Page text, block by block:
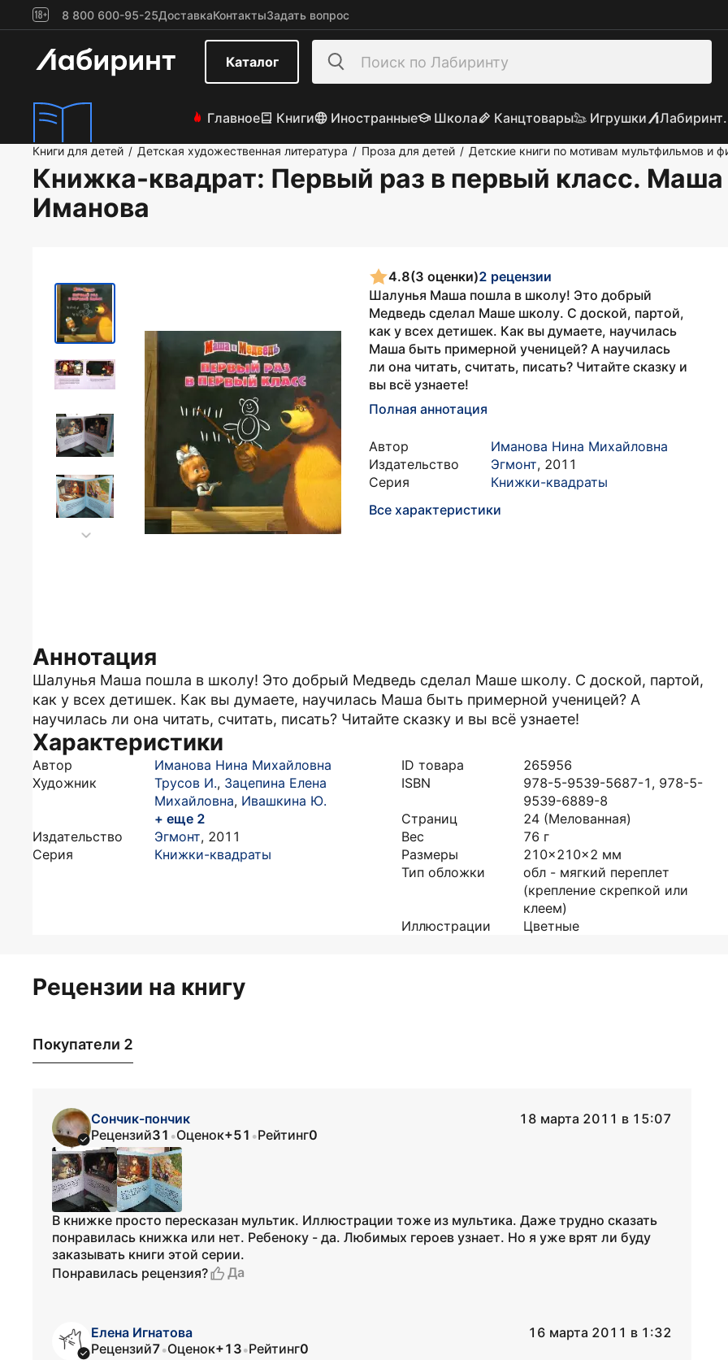
8 800 600-95-25ДоставкаКонтактыЗадать вопрос
Каталог
Главное Книги Иностранные Школа Канцтовары Игрушки
Книги для детей / Детская художественная литература / Проза для детей / Детские книги по мотивам мультфильмов и
Книжка-квадрат: Первый раз в первый класс.
Иманова
4.8(3 оценки)2 рецензии
Шалунья Маша пошла в школу! Это добрый
Медведь сделал Маше школу. С доской, партой,
как у всех детишек. Как вы думаете, научилась
Маша быть примерной ученицей? А научилась
ли она читать, считать, писать? Читайте сказку и
вы всё узнаете!
Полная аннотация
Автор
Иманова Нина Михайловна
Издательство
Эгмонт, 2011
Серия
Книжки-квадраты
Все характеристики
Аннотация
Шалунья Маша пошла в школу! Это добрый Медведь сделал Маше школу. С доской, партой,
как у всех детишек. Как вы думаете, научилась Маша быть примерной ученицей? А
научилась ли она читать, считать, писать? Читайте сказку и вы всё узнаете!
Характеристики
Автор
Иманова Нина Михайловна
Художник
Трусов И., Зацепина Елена
Михайловна, Ивашкина Ю.
+ еще 2
Издательство
Эгмонт, 2011
Серия
Книжки-квадраты
ID товара
265956
ISBN
978-5-9539-5687-1, 978-5-
9539-6889-8
Страниц
24 (Мелованная)
Вес
76 г
Размеры
210x210x2 мм
Тип обложки
обл - мягкий переплет
(крепление скрепкой или
клеем)
Иллюстрации
Цветные
Рецензии на книгу
Покупатели 2
Сончик-пончик
18 марта 2011 в 15:07
Рецензий31 •Оценок+51 •Рейтинг0
В книжке просто пересказан мультик. Иллюстрации тоже из мультика. Даже трудно сказать
понравилась книжка или нет. Ребеноку - да. Любимых героев узнает. Но я уже врят ли буду
заказывать книги этой серии.
Понравилась рецензия?
Да
Елена Игнатова
16 марта 2011 в 1:32
Рецензий7•Оценок+13•Рейтинг0